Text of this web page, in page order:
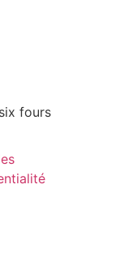
fours